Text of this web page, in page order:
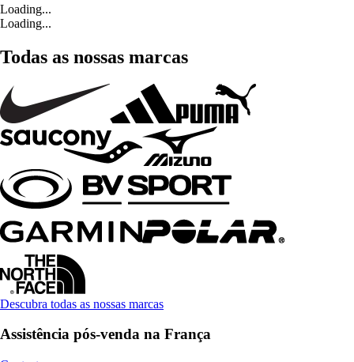
Loading...
Loading...
Todas as nossas marcas
Descubra todas as nossas marcas
Assistência pós-venda na França